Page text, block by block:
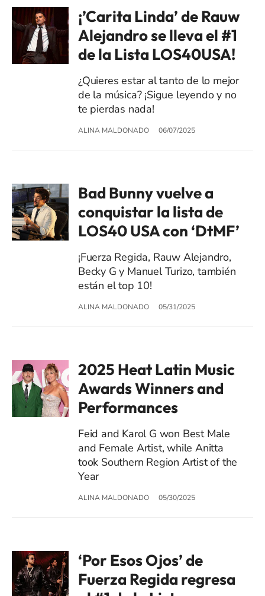
¡’Carita Linda’ de Rauw
Alejandro se lleva el #1
de la Lista LOS40USA!
¿Quieres estar al tanto de lo mejor
de la música? ¡Sigue leyendo y no
te pierdas nada!
ALINA MALDONADO 06/07/2025
Bad Bunny vuelve a
conquistar la lista de
LOS40 USA con ‘DtMF’
¡Fuerza Regida, Rauw Alejandro,
Becky G y Manuel Turizo, también
están el top 10!
ALINA MALDONADO 05/31/2025
2025 Heat Latin Music
Awards Winners and
Performances
Feid and Karol G won Best Male
and Female Artist, while Anitta
took Southern Region Artist of the
Year
ALINA MALDONADO 05/30/2025
‘Por Esos Ojos’ de
Fuerza Regida regresa